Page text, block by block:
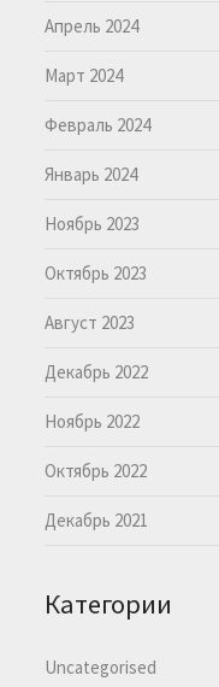
Апрель 2024
Март 2024
Февраль 2024
Январь 2024
Ноябрь 2023
Октябрь 2023
Август 2023
Декабрь 2022
Ноябрь 2022
Октябрь 2022
Декабрь 2021
Категории
Uncategorised